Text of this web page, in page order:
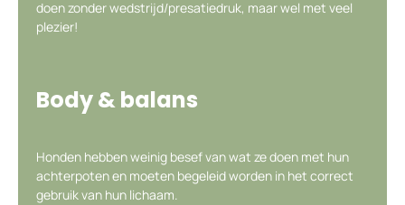
doen zonder wedstrijd/presatiedruk, maar wel met veel
plezier!
Body & balans
Honden hebben weinig besef van wat ze doen met hun
achterpoten en moeten begeleid worden in het correct
gebruik van hun lichaam.